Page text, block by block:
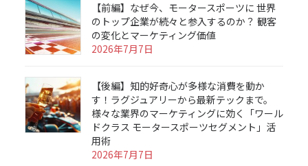
【前編】なぜ今、モータースポーツに 世界
のトップ企業が続々と参入するのか？ 観客
の変化とマーケティング価値
2026年7月7日
【後編】知的好奇心が多様な消費を動か
す！ラグジュアリーから最新テックまで。
様々な業界のマーケティングに効く「ワール
ドクラス モータースポーツセグメント」活
用術
2026年7月7日